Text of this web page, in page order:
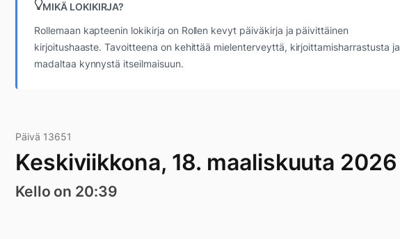
MIKÄ LOKIKIRJA?
Rollemaan kapteenin lokikirja on Rollen kevyt päiväkirja ja päivittäinen
kirjoitushaaste. Tavoitteena on kehittää mielenterveyttä, kirjoittamisharrastusta ja
madaltaa kynnystä itseilmaisuun.
Päivä 13651
Keskiviikkona, 18. maaliskuuta 2026
Kello on 20:39